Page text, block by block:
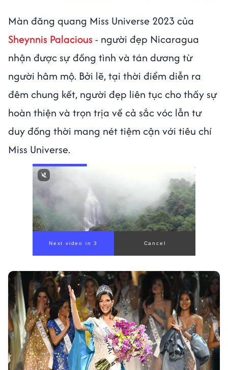
Màn đăng quang Miss Universe 2023 của
Sheynnis Palacious - người đẹp Nicaragua
nhận được sự đồng tình và tán dương từ
người hâm mộ. Bởi lẽ, tại thời điểm diễn ra
đêm chung kết, người đẹp liên tục cho thấy sự
hoàn thiện và trọn trịa về cả sắc vóc lẫn tư
duy đồng thời mang nét tiệm cận với tiêu chí
Miss Universe.
Next video in 1 Cancel